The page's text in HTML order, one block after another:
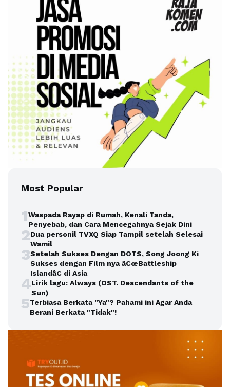
Most Popular
1Waspada Rayap di Rumah, Kenali Tanda,
Penyebab, dan Cara Mencegahnya Sejak Dini
2Dua personil TVXQ Siap Tampil setelah Selesai
Wamil
3Setelah Sukses Dengan DOTS, Song Joong Ki
Sukses dengan Film nya â€œBattleship
Islandâ€ di Asia
4Lirik lagu: Always (OST. Descendants of the
Sun)
5Terbiasa Berkata "Ya"? Pahami ini Agar Anda
Berani Berkata "Tidak"!